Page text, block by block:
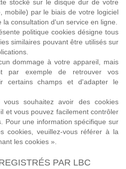
stocké sur le disque dur de votre
mobile) par le biais de votre logiciel
consultation d'un service en ligne.
politique cookies désigne tous
similaires pouvant être utilisés sur
dommage à votre appareil, mais
par exemple de retrouver vos
certains champs et d'adapter le
souhaitez avoir des cookies
et vous pouvez facilement contrôler
Pour une information spécifique sur
cookies, veuillez-vous référer à la
les cookies ».
PAR LBC